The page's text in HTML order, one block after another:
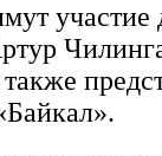
участие
также
.